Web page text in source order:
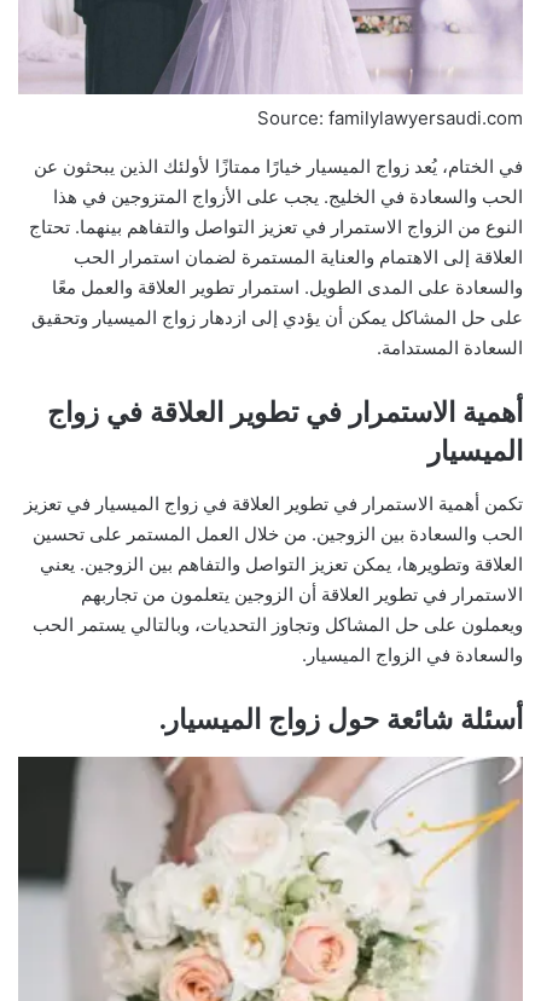
Source: familylawyersaudi.com
في الختام، يُعد زواج الميسيار خيارًا ممتازًا لأولئك الذين يبحثون عن
الحب والسعادة في الخليج. يجب على الأزواج المتزوجين في هذا
النوع من الزواج الاستمرار في تعزيز التواصل والتفاهم بينهما. تحتاج
العلاقة إلى الاهتمام والعناية المستمرة لضمان استمرار الحب
والسعادة على المدى الطويل. استمرار تطوير العلاقة والعمل معًا
على حل المشاكل يمكن أن يؤدي إلى ازدهار زواج الميسيار وتحقيق
السعادة المستدامة.
أهمية الاستمرار في تطوير العلاقة في زواج
الميسيار
تكمن أهمية الاستمرار في تطوير العلاقة في زواج الميسيار في تعزيز
الحب والسعادة بين الزوجين. من خلال العمل المستمر على تحسين
العلاقة وتطويرها، يمكن تعزيز التواصل والتفاهم بين الزوجين. يعني
الاستمرار في تطوير العلاقة أن الزوجين يتعلمون من تجاربهم
ويعملون على حل المشاكل وتجاوز التحديات، وبالتالي يستمر الحب
والسعادة في الزواج الميسيار.
أسئلة شائعة حول زواج الميسيار.